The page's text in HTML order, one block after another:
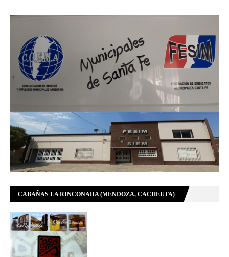
CABAÑAS LA RINCONADA (MENDOZA, CACHEUTA)